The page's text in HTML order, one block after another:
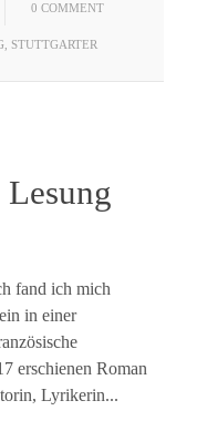
0 COMMENT
STUTTGARTER
fand ich mich
in einer
erschienen Roman
Lyrikerin...